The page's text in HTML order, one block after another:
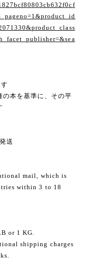
本を基準に、その平
送
mail, which is
within 3 to 18
or 1 KG.
shipping charges